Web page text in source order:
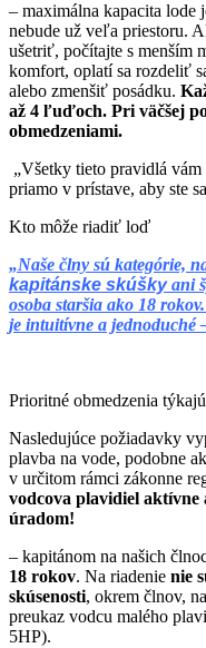
– maximálna kapacita lode
nebude už veľa priestoru.
ušetriť, počítajte s menším
komfort, oplatí sa rozdeliť
alebo zmenšiť posádku.
až 4 ľuďoch. Pri väčšej
obmedzeniami.
„Všetky tieto pravidlá
priamo v prístave, aby ste
Kto môže riadiť loď
„Naše člny sú kategórie,
kapitánske skúškyani
osoba staršia ako 18
je intuitívne a jednoduché
Prioritné obmedzenia
Nasledujúce požiadavky
plavba na vode, podobne
v určitom rámci zákonne
vodcova plavidiel
úradom!
– kapitánom na našich
18 rokov. Na riadenie nie
skúsenosti, okrem člnov,
preukaz vodcu malého
5HP).